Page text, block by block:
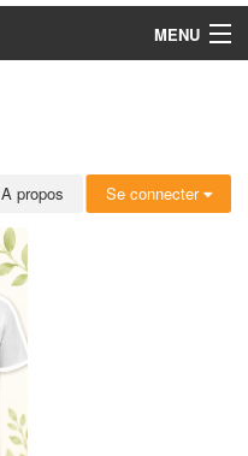
MENU
A propos Se connecter